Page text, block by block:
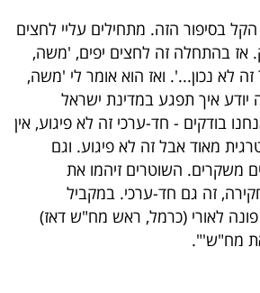
בסיפור הזה. מתחילים עליי לחצים
אז בהתחלה זה לחצים יפים, 'משה,
לא נכון...'. ואז הוא אומר לי 'משה,
איך תפגע במדינת ישראל
בודקים - חד-ערכי זה לא פיגוע, אין
מאוד אבל זה לא פיגוע. וגם
משקרים. השוטרים זיהמו את
זה גם חד-ערכי. במקביל
לאורי (כרמל, ראש מח"ש דאז)
את מח"ש'".